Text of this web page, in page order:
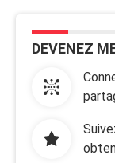
DEVENEZ